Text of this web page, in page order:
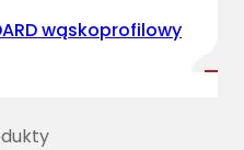
wąskoprofilowy